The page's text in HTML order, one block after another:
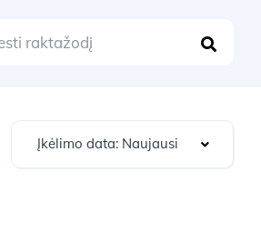
Įkėlimo data: Naujausi